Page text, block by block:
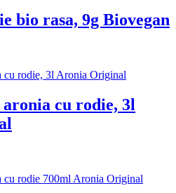
bio rasa, 9g Biovegan
cu rodie, 3l